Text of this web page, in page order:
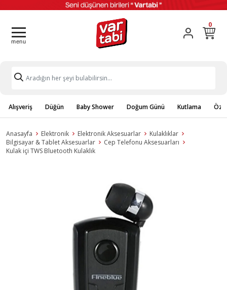
0
Alışveriş Düğün Baby Shower Doğum Günü Kutlama
Anasayfa Elektronik Elektronik Aksesuarlar
Kulaklıklar
Bilgisayar & Tablet Aksesuarlar
Cep Telefonu Aksesuarları
Kulak içi TWS Bluetooth Kulaklık